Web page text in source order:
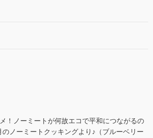
！ノーミートが何故エコで平和につながるの
のノーミートクッキングより♪（ブルーベリー